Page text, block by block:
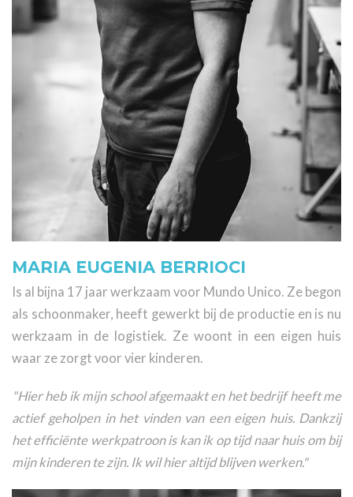
MARIA EUGENIA BERRIOCI
Is al bijna 17 jaar werkzaam voor Mundo Unico. Ze begon
als schoonmaker, heeft gewerkt bij de productie en is nu
werkzaam in de logistiek. Ze woont in een eigen huis
waar ze zorgt voor vier kinderen.
"Hier heb ik mijn school afgemaakt en het bedrijf heeft me
actief geholpen in het vinden van een eigen huis. Dankzij
het efficiënte werkpatroon is kan ik op tijd naar huis om bij
mijn kinderen te zijn. Ik wil hier altijd blijven werken."